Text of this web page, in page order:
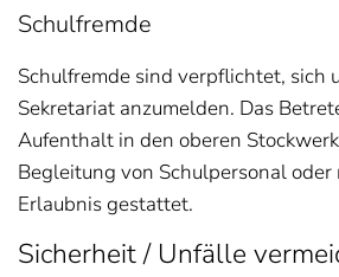
Schulfremde
Schulfremde sind verpflichtet, sich
Sekretariat anzumelden. Das
Aufenthalt in den oberen
Begleitung von Schulpersonal oder
Erlaubnis gestattet.
Sicherheit / Unfälle